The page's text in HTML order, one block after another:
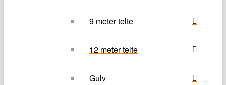
9 meter telte
12 meter telte
Gulv